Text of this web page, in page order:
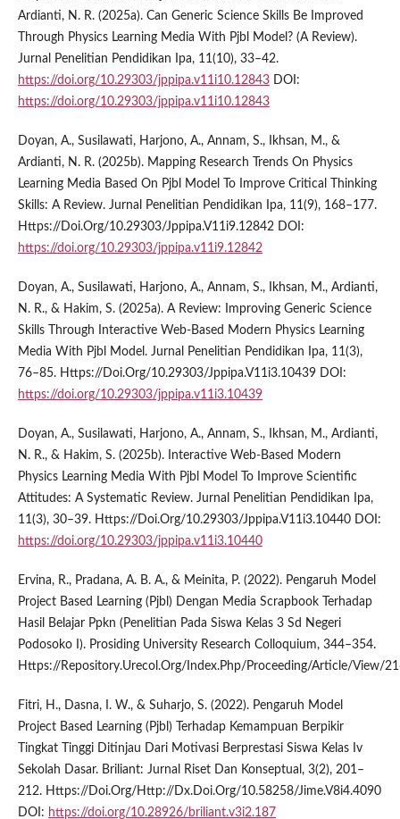
Ardianti, N. R. (2025a). Can Generic Science Skills Be Improved
Through Physics Learning Media With Pjbl Model? (A Review).
Jurnal Penelitian Pendidikan Ipa, 11(10), 33–42.
https://doi.org/10.29303/jppipa.v11i10.12843DOI:
https://doi.org/10.29303/jppipa.v11i10.12843
Doyan, A., Susilawati, Harjono, A., Annam, S., Ikhsan, M., &
Ardianti, N. R. (2025b). Mapping Research Trends On Physics
Learning Media Based On Pjbl Model To Improve Critical Thinking
Skills: A Review. Jurnal Penelitian Pendidikan Ipa, 11(9), 168–177.
Https://Doi.Org/10.29303/Jppipa.V11i9.12842 DOI:
https://doi.org/10.29303/jppipa.v11i9.12842
Doyan, A., Susilawati, Harjono, A., Annam, S., Ikhsan, M., Ardianti,
N. R., & Hakim, S. (2025a). A Review: Improving Generic Science
Skills Through Interactive Web-Based Modern Physics Learning
Media With Pjbl Model. Jurnal Penelitian Pendidikan Ipa, 11(3),
76–85. Https://Doi.Org/10.29303/Jppipa.V11i3.10439 DOI:
https://doi.org/10.29303/jppipa.v11i3.10439
Doyan, A., Susilawati, Harjono, A., Annam, S., Ikhsan, M., Ardianti,
N. R., & Hakim, S. (2025b). Interactive Web-Based Modern
Physics Learning Media With Pjbl Model To Improve Scientific
Attitudes: A Systematic Review. Jurnal Penelitian Pendidikan Ipa,
11(3), 30–39. Https://Doi.Org/10.29303/Jppipa.V11i3.10440 DOI:
https://doi.org/10.29303/jppipa.v11i3.10440
Ervina, R., Pradana, A. B. A., & Meinita, P. (2022). Pengaruh Model
Project Based Learning (Pjbl) Dengan Media Scrapbook Terhadap
Hasil Belajar Ppkn (Penelitian Pada Siswa Kelas 3 Sd Negeri
Podosoko I). Prosiding University Research Colloquium, 344–354.
Https://Repository.Urecol.Org/Index.Php/Proceeding/Article/View/
Fitri, H., Dasna, I. W., & Suharjo, S. (2022). Pengaruh Model
Project Based Learning (Pjbl) Terhadap Kemampuan Berpikir
Tingkat Tinggi Ditinjau Dari Motivasi Berprestasi Siswa Kelas Iv
Sekolah Dasar. Briliant: Jurnal Riset Dan Konseptual, 3(2), 201–
212. Https://Doi.Org/Http://Dx.Doi.Org/10.58258/Jime.V8i4.4090
DOI: https://doi.org/10.28926/briliant.v3i2.187